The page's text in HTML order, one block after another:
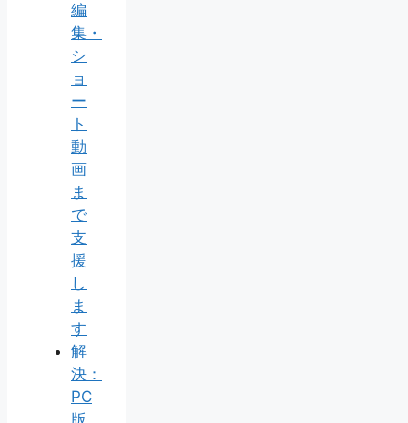
編
集・
シ
ョ
ー
ト
動
画
ま
で
支
援
し
ま
す
解
決：
PC